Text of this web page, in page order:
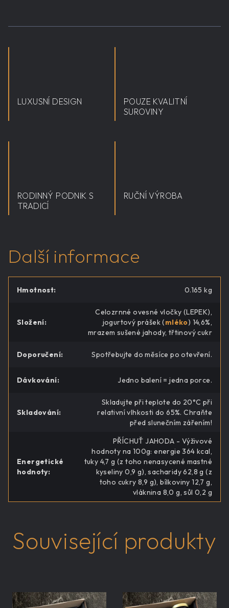
LUXUSNÍ DESIGN
POUZE KVALITNÍ
SUROVINY
RODINNÝ PODNIK S
TRADICÍ
RUČNÍ VÝROBA
Další informace
Hmotnost: 0.165 kg
Složení:
Celozrnné ovesné vločky (LEPEK),
jogurtový prášek (mléko) 14,6%,
mrazem sušené jahody, třtinový cukr
Doporučení: Spotřebujte do měsíce po otevření.
Dávkování: Jedno balení = jedna porce.
Skladování:
Skladujte při teplote do 20°C při
relativní vlhkosti do 65%. Chraňte
před slunečním zářením!
Energetické
hodnoty:
PŘÍCHUŤ JAHODA - Výživové
hodnoty na 100g: energie 364 kcal,
tuky 4,7 g (z toho nenasycené mastné
kyseliny 0,9 g), sacharidy 62,8 g (z
toho cukry 8,9 g), bílkoviny 12,7 g,
vláknina 8,0 g, sůl 0,2 g
Související produkty